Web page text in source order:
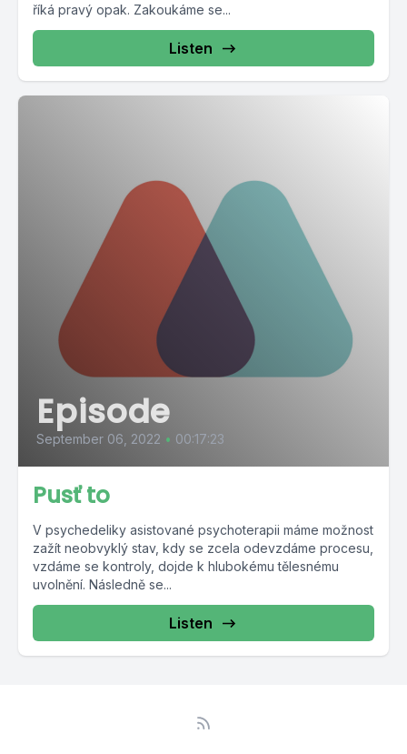
říká pravý opak. Zakoukáme se...
Listen
Episode
September 06, 2022 • 00:17:23
Pusť to
V psychedeliky asistované psychoterapii máme možnost
zažít neobvyklý stav, kdy se zcela odevzdáme procesu,
vzdáme se kontroly, dojde k hlubokému tělesnému
uvolnění. Následně se...
Listen